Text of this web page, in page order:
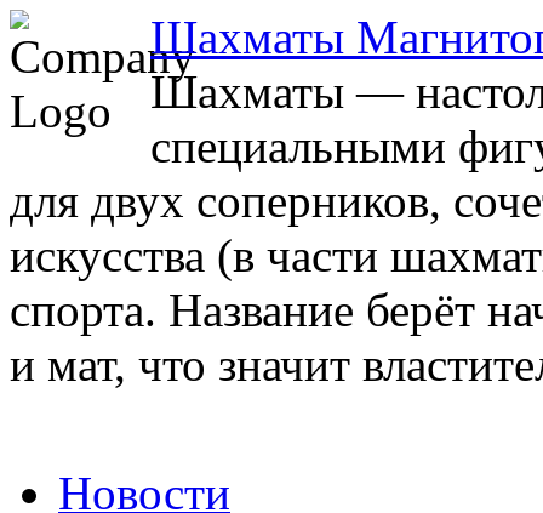
Шахматы
Шахматы —
специальными
для двух соперников,
искусства (в части
спорта. Название берёт
и мат, что значит
Новости